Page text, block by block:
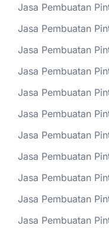
Jasa Pembuatan
Jasa Pembuatan
Jasa Pembuatan
Jasa Pembuatan
Jasa Pembuatan
Jasa Pembuatan
Jasa Pembuatan
Jasa Pembuatan
Jasa Pembuatan
Jasa Pembuatan
Jasa Pembuatan